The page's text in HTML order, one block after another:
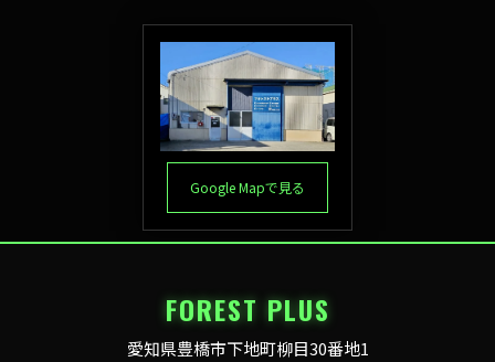
Google Mapで見る
FOREST PLUS
愛知県豊橋市下地町柳目30番地1